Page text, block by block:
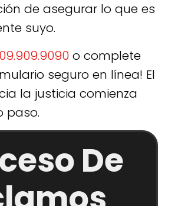
de asegurar lo que es
suyo.
o complete
seguro en línea! El
la justicia comienza
paso.
De